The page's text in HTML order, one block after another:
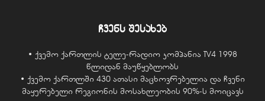
ჩვენს შესახებ
• ქვემო ქართლის ტელე-რადიო კომპანია TV4 1998
წლიდან მაუწყებლობს
• ქვემო ქართლში 430 ათასი მაცხოვრებელია და ჩვენი
მაყურებელი რეგიონის მოსახლეობის 90%-ს მოიცავს